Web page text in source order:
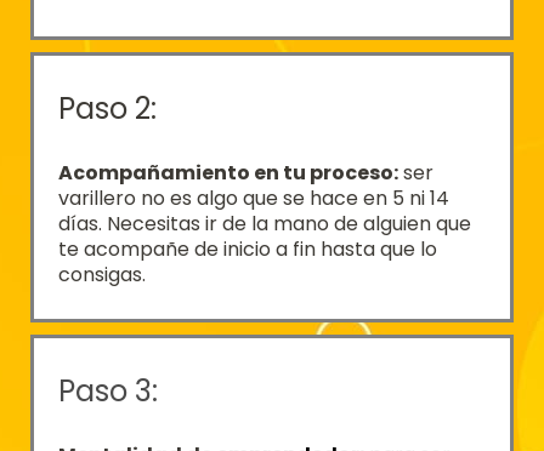
Paso 2:
Acompañamiento en tu proceso:ser
varillero no es algo que se hace en 5 ni 14
días. Necesitas ir de la mano de alguien que
te acompañe de inicio a fin hasta que lo
consigas.
Paso 3: